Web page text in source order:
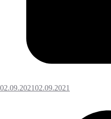
02.09.202102.09.2021